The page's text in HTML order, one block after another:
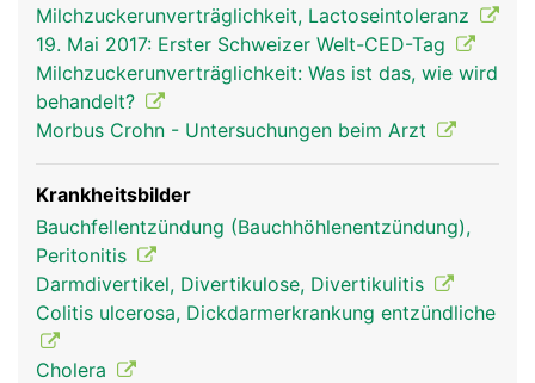
Milchzuckerunverträglichkeit, Lactoseintoleranz
19. Mai 2017: Erster Schweizer Welt-CED-Tag
Milchzuckerunverträglichkeit: Was ist das, wie wird
behandelt?
Morbus Crohn - Untersuchungen beim Arzt
Krankheitsbilder
Bauchfellentzündung (Bauchhöhlenentzündung),
Peritonitis
Darmdivertikel, Divertikulose, Divertikulitis
Colitis ulcerosa, Dickdarmerkrankung entzündliche
Cholera